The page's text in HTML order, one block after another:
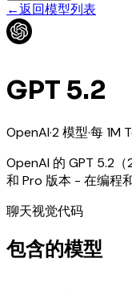
←返回模型列表
GPT 5.2
OpenAI·2模型·每 1M
OpenAI 的 GPT 5.2
和 Pro 版本 - 在编程
聊天视觉代码
包含的模型